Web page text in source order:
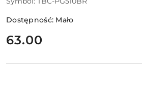
Dostępność: Mało
cena:
63.00